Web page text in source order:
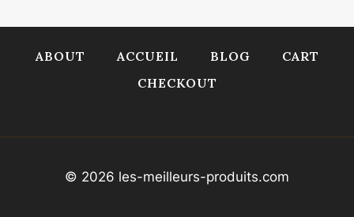
ABOUT ACCUEIL BLOG
CART
CHECKOUT
© 2026 les-meilleurs-produits.com